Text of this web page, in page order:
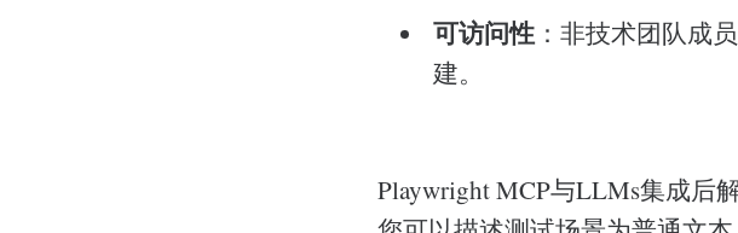
可访问性 ：非技术团队成
建。
Playwright MCP与LLMs集成后